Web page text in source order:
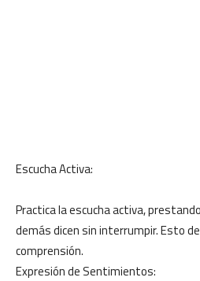
Escucha Activa:
Practica la escucha activa,
demás dicen sin interrumpir. Esto
comprensión.
Expresión de Sentimientos: